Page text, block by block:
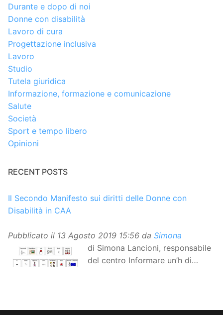
Durante e dopo di noi
Donne con disabilità
Lavoro di cura
Progettazione inclusiva
Lavoro
Studio
Tutela giuridica
Informazione, formazione e comunicazione
Salute
Società
Sport e tempo libero
Opinioni
RECENT POSTS
Il Secondo Manifesto sui diritti delle Donne con
Disabilità in CAA
Pubblicato il 13 Agosto 2019 15:56 da Simona
di Simona Lancioni, responsabile
del centro Informare un’h di
aumentativa alternativa (CAA) del “Secondo Manifesto